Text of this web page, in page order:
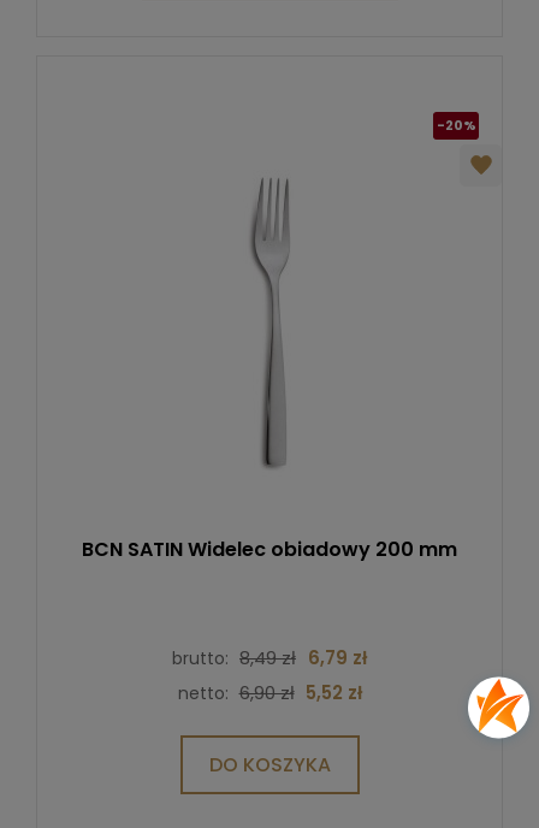
-20%
BCN SATIN Widelec obiadowy 200 mm
brutto: 8,49 zł 6,79 zł
netto: 6,90 zł 5,52 zł
DO KOSZYKA